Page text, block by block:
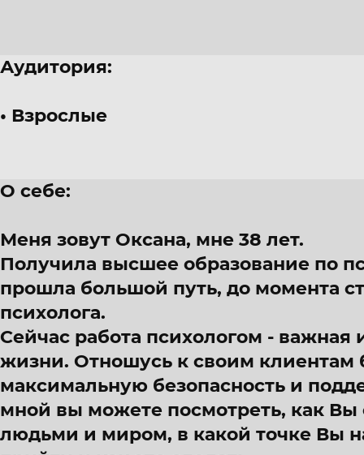
Аудитория:
Взрослые
О себе:
Меня зовут Оксана, мне 38 лет.
Получила высшее образование по
прошла большой путь, до момента
психолога.
Сейчас работа психологом - важная
жизни. Отношусь к своим клиентам
максимальную безопасность и
мной вы можете посмотреть, как Вы
людьми и миром, в какой точке Вы